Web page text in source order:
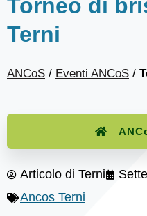
Torneo di
Terni
ANCoS / Eventi ANCoS /
Articolo di Terni
Ancos Terni